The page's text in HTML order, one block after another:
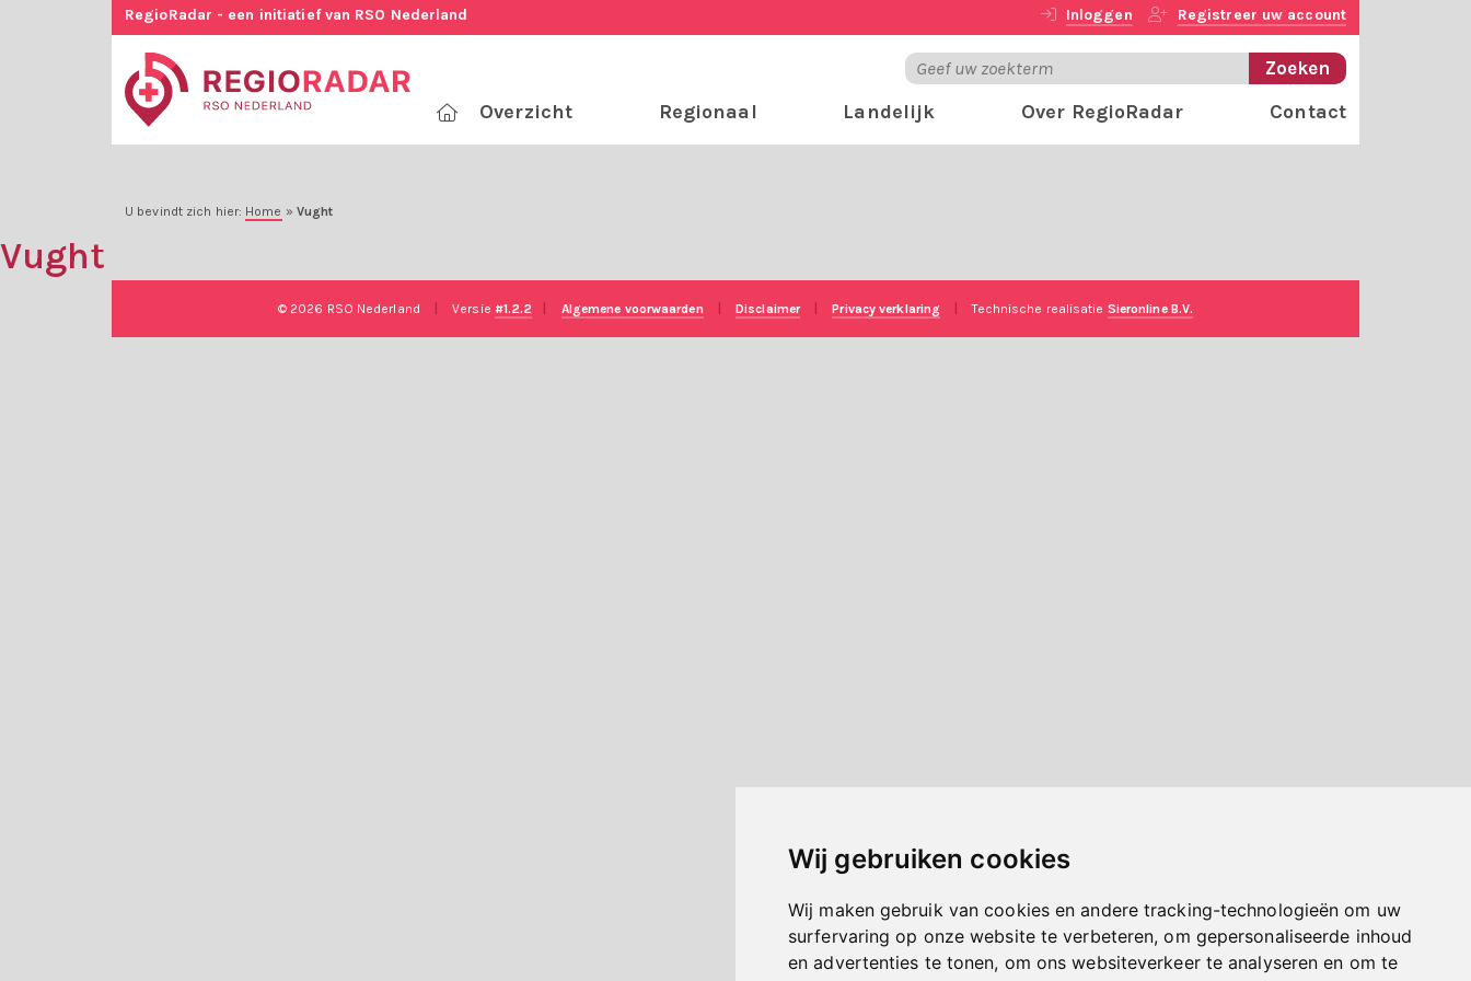
Wij gebruiken cookies
Wij maken gebruik van cookies en andere tracking-technologieën om uw
surfervaring op onze website te verbeteren, om gepersonaliseerde inhoud
en advertenties te tonen, om ons websiteverkeer te analyseren en om te
RegioRadar - een initiatief van RSO Nederland Inloggen Registreer uw account
Overzicht Regionaal Landelijk Over RegioRadar Contact
U bevindt zich hier: Home » Vught
Vught
© 2026 RSO Nederland Versie #1.2.2 Algemene voorwaarden Disclaimer Privacy verklaring Technische realisatie Sieronline B.V.